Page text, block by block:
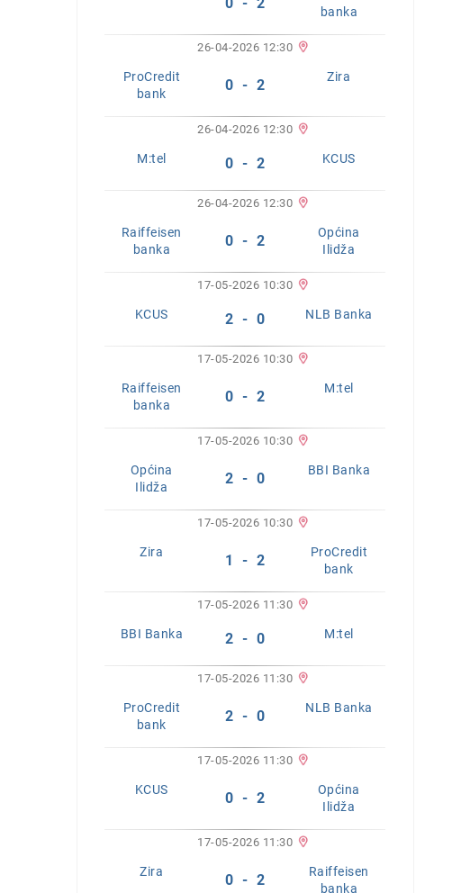
banka
26-04-2026 12:30
ProCredit
bank
0 - 2 Zira
26-04-2026 12:30
M:tel 0 - 2 KCUS
26-04-2026 12:30
Raiffeisen
banka
0 - 2
Općina
Ilidža
17-05-2026 10:30
KCUS 2 - 0 NLB Banka
17-05-2026 10:30
Raiffeisen
banka
0 - 2 M:tel
17-05-2026 10:30
Općina
Ilidža
2 - 0 BBI Banka
17-05-2026 10:30
Zira 1 - 2
ProCredit
bank
17-05-2026 11:30
BBI Banka 2 - 0 M:tel
17-05-2026 11:30
ProCredit
bank
2 - 0 NLB Banka
17-05-2026 11:30
KCUS 0 - 2
Općina
Ilidža
17-05-2026 11:30
Zira 0 - 2
Raiffeisen
banka